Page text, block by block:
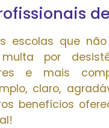
escolas que
por
e mais
claro,
benefícios